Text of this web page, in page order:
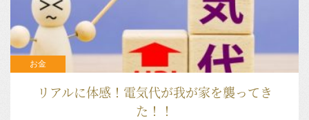
リアルに体感！電気代が我が家を襲ってき
た！！
お金